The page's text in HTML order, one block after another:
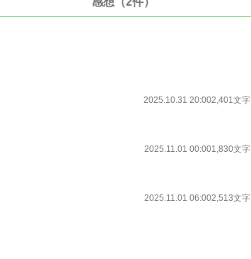
2025.10.31 20:002,401文字
2025.11.01 00:001,830文字
2025.11.01 06:002,513文字